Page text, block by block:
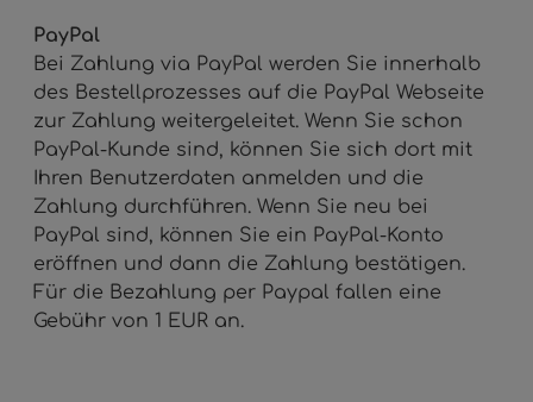
PayPal
Bei Zahlung via PayPal werden Sie innerhalb
des Bestellprozesses auf die PayPal Webseite
zur Zahlung weitergeleitet. Wenn Sie schon
PayPal-Kunde sind, können Sie sich dort mit
Ihren Benutzerdaten anmelden und die
Zahlung durchführen. Wenn Sie neu bei
PayPal sind, können Sie ein PayPal-Konto
eröffnen und dann die Zahlung bestätigen.
Für die Bezahlung per Paypal fallen eine
Gebühr von 1 EUR an.